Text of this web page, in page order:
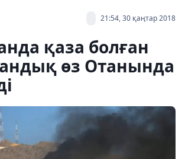
21:54, 30 қаңтар 2018
қаза болған
өз Отанында